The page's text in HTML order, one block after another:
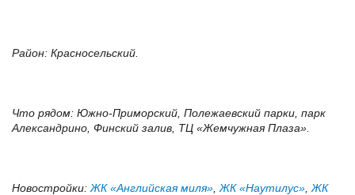
Район: Красносельский.
Что рядом: Южно-Приморский, Полежаевский парки, парк
Александрино, Финский залив, ТЦ «Жемчужная Плаза».
Новостройки: ЖК «Английская миля» ЖК «Наутилус» ЖК